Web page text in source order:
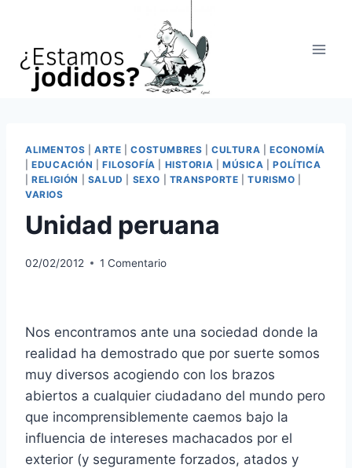
contenido
ALIMENTOS |ARTE |COSTUMBRES |CULTURA |ECONOMÍA
|EDUCACIÓN |FILOSOFÍA HISTORIA |MÚSICA |POLÍTICA
|RELIGIÓN SALUD SEXO TRANSPORTE |TURISMO
VARIOS
Unidad peruana
02/02/2012 1 Comentario
Nos encontramos ante una sociedad donde la
realidad ha demostrado que por suerte somos
muy diversos acogiendo con los brazos
abiertos a cualquier ciudadano del mundo pero
que incomprensiblemente caemos bajo la
influencia de intereses machacados por el
exterior (y seguramente forzados, atados y